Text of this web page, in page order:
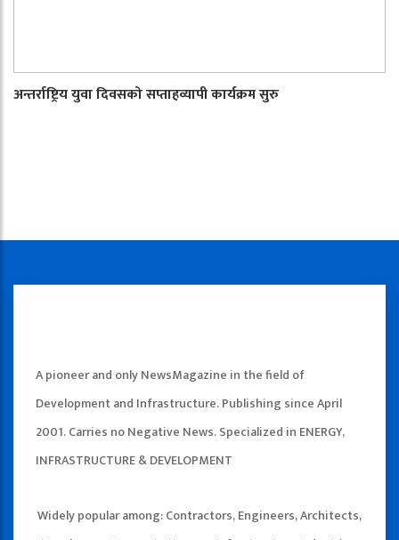
अन्तर्राष्ट्रिय युवा दिवसको सप्ताहव्यापी कार्यक्रम सुरु
A pioneer and only NewsMagazine in the field of
Development and Infrastructure. Publishing since April
2001. Carries no Negative News. Specialized in ENERGY,
INFRASTRUCTURE & DEVELOPMENT
Widely popular among: Contractors, Engineers, Architects,